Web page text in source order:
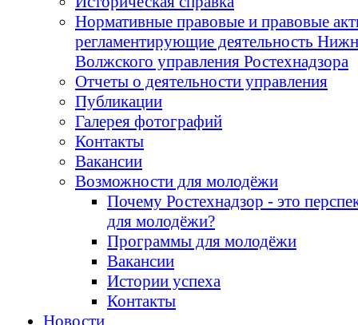
Нормативные правовые и правовые
регламентирующие деятельность
Волжского управления Ростехнадзора
Отчеты о деятельности управления
Публикации
Галерея фотографий
Контакты
Вакансии
Возможности для молодёжи
Почему Ростехнадзор - это
для молодёжи?
Программы для молодёжи
Вакансии
Истории успеха
Контакты
Новости